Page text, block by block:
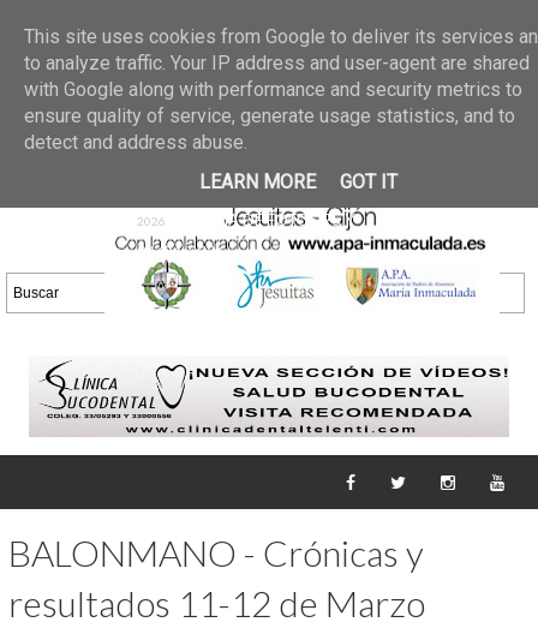
02 jun 2026
GALERIA DE FOTOS
30/05/2026
25 may 2026
GALERIA
DE FOTOS 23/05/2026
20 may
2026
GALERIA DE FOTOS
16/05/2026
DE FOTOS 09/05/2026
28 abr
2026
GALERIA DE FOTOS 25 Y
26/04/2026
BALONMANO - Crónicas y
resultados 11-12 de Marzo
This site uses cookies from Google to deliver its services
to analyze traffic. Your IP address and user-agent are shared
with Google along with performance and security metrics to
ensure quality of service, generate usage statistics, and to
detect and address abuse.
LEARN MORE
GOT IT